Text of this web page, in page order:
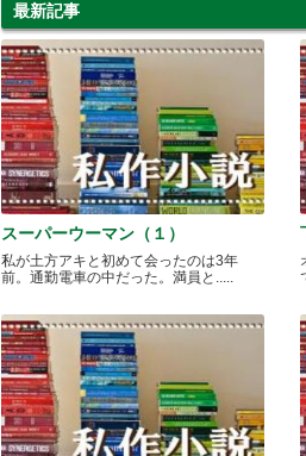
最新記事
スーパーウーマン（１）
私が土方アキと初めて会ったのは3年
前。通勤電車の中だった。満員と.....